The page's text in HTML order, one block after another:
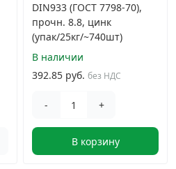
DIN933 (ГОСТ 7798-70),
прочн. 8.8, цинк
(упак/25кг/~740шт)
В наличии
392.85 руб. без НДС
- +
В корзину